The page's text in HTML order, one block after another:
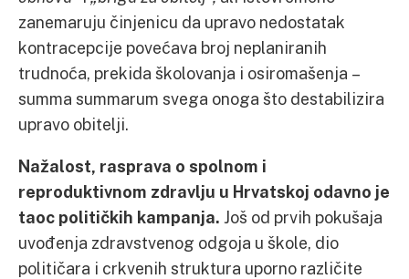
zanemaruju činjenicu da upravo nedostatak
kontracepcije povećava broj neplaniranih
trudnoća, prekida školovanja i osiromašenja –
summa summarum svega onoga što destabilizira
upravo obitelji.
Nažalost, rasprava o spolnom i
reproduktivnom zdravlju u Hrvatskoj odavno je
taoc političkih kampanja. Još od prvih pokušaja
uvođenja zdravstvenog odgoja u škole, dio
političara i crkvenih struktura uporno različite